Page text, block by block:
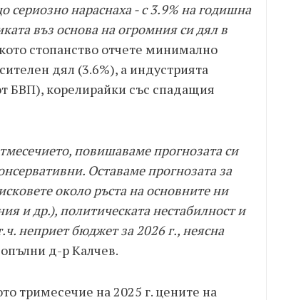
сериозно нараснаха - с 3.9% на годишна
въз основа на огромния си дял в
стопанство отчете минимално
дял (3.6%), а индустрията
БВП), корелирайки със спадащия
повишаваме прогнозата си
Оставаме прогнозата за
около ръста на основните ни
и др.), политическата нестабилност и
неприет бюджет за 2026 г., неясна
д-р Калчев.
тримесечие на 2025 г. цените на